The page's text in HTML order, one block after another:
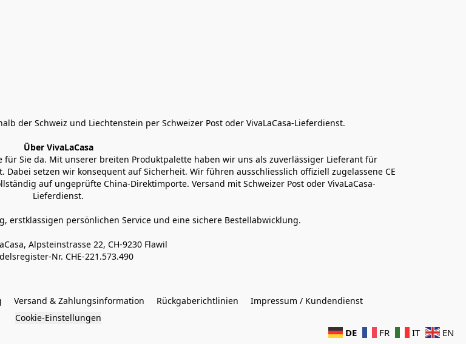
der Schweiz und Liechtenstein per Schweizer Post oder VivaLaCasa-Lieferdienst.
Über VivaLaCasa
Sie da. Mit unserer breiten Produktpalette haben wir uns als zuverlässiger Lieferant für
setzen wir konsequent auf Sicherheit. Wir führen ausschliesslich offiziell zugelassene CE
auf ungeprüfte China-Direktimporte. Versand mit Schweizer Post oder VivaLaCasa-
Lieferdienst.
erstklassigen persönlichen Service und eine sichere Bestellabwicklung.
Alpsteinstrasse 22, CH-9230 Flawil
Nr. CHE-221.573.490
Versand & Zahlungsinformation Rückgaberichtlinien
Impressum / Kundendienst
Cookie-Einstellungen
DE FR IT EN